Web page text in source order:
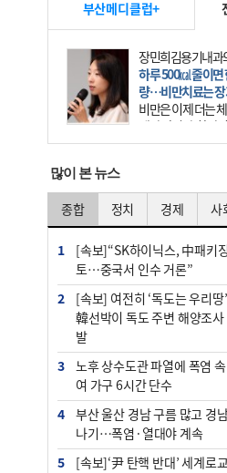
부산메디클럽+
장민희김용기내과
하루 500㎉ 줄이면
량…비만치료는
비만은 이제 더는
제가 아니다. 하나
하고 치료와 관리
많이 본 뉴스
종합 정치 경제 사
1
[속보]“SK하이닉스, 中패키
토…중국서 인수 거론”
2
[속보] 여전히 ‘독도는 우리
韓선박이 독도 주변 해양조
발
3
노후 상수도관 파열에 폭염
여 가구 6시간 단수
4
부산 울산 경남 구름 많고 경
나기…폭염·열대야 계속
5
[속보]‘尹 탄핵 반대’ 세계로